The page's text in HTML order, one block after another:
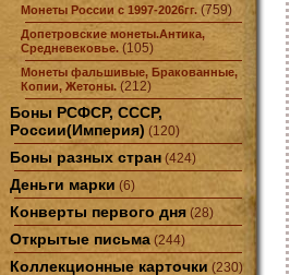
Монеты России с 1997-2026гг. (759)
Допетровские монеты.Антика,
Средневековье. (105)
Монеты фальшивые, Бракованные,
Копии, Жетоны. (212)
Боны РСФСР, СССР,
России(Империя) (120)
Боны разных стран (424)
Деньги марки (6)
Конверты первого дня (28)
Открытые письма (244)
Коллекционные карточки (230)